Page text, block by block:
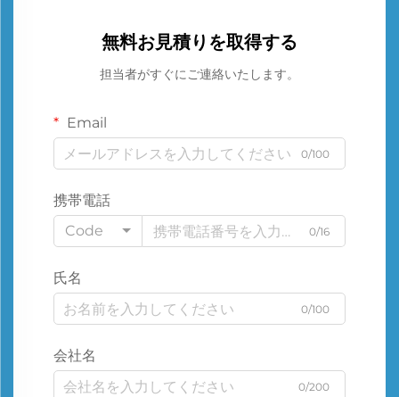
無料お見積りを取得する
担当者がすぐにご連絡いたします。
Email
0/100
携帯電話
Code
0/16
氏名
0/100
会社名
0/200